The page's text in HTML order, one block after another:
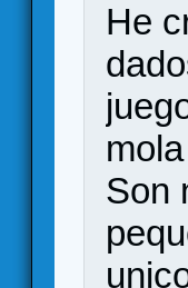
He
Son